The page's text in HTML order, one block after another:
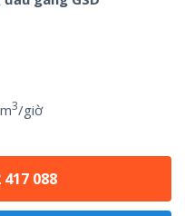
m3/giờ
088